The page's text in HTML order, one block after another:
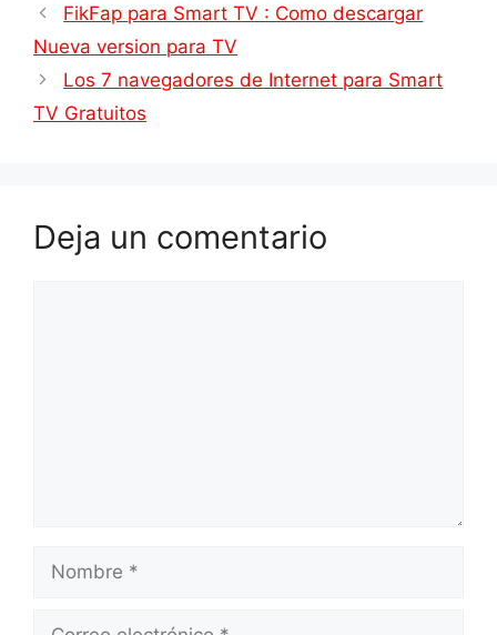
FikFap para Smart TV : Como descargar
Nueva version para TV
Los 7 navegadores de Internet para Smart
TV Gratuitos
Deja un comentario